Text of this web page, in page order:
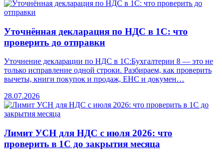
Уточнённая декларация по НДС в 1С: что
проверить до отправки
Уточнение декларации по НДС в 1С:Бухгалтерии 8 — это не
только исправление одной строки. Разбираем, как проверить
вычеты, книги покупок и продаж, ЕНС и докумен…
28.07.2026
Лимит УСН для НДС с июля 2026: что
проверить в 1С до закрытия месяца